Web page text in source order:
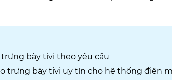
bày tivi theo yêu cầu
trưng bày tivi uy tín cho hệ thống điện